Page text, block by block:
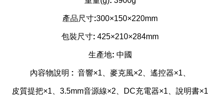
產品尺寸:300×150×220mm
包裝尺寸: 425×210×284mm
生產地: 中國
內容物說明 : 音響×1、麥克風×2、遙控器×1、
皮質提把×1、3.5mm音源線×2、DC充電器×1、說明書×1